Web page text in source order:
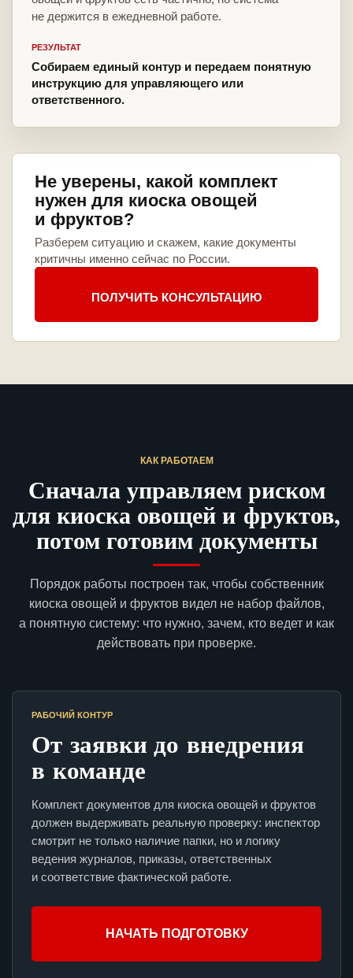
не держится в ежедневной работе.
РЕЗУЛЬТАТ
Собираем единый контур и передаем понятную
инструкцию для управляющего или
ответственного.
Не уверены, какой комплект
нужен для киоска овощей
и фруктов?
Разберем ситуацию и скажем, какие документы
критичны именно сейчас по России.
ПОЛУЧИТЬ КОНСУЛЬТАЦИЮ
КАК РАБОТАЕМ
Сначала управляем риском
для киоска овощей и фруктов,
потом готовим документы
Порядок работы построен так, чтобы собственник
киоска овощей и фруктов видел не набор файлов,
а понятную систему: что нужно, зачем, кто ведет и как
действовать при проверке.
РАБОЧИЙ КОНТУР
От заявки до внедрения
в команде
Комплект документов для киоска овощей и фруктов
должен выдерживать реальную проверку: инспектор
смотрит не только наличие папки, но и логику
ведения журналов, приказы, ответственных
и соответствие фактической работе.
НАЧАТЬ ПОДГОТОВКУ